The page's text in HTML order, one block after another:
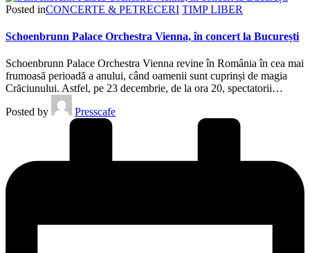
Posted inCONCERTE & PETRECERI TIMP LIBER
Schoenbrunn Palace Orchestra Vienna, în concert la București
Schoenbrunn Palace Orchestra Vienna revine în România în cea mai
frumoasă perioadă a anului, când oamenii sunt cuprinși de magia
Crăciunului. Astfel, pe 23 decembrie, de la ora 20, spectatorii…
Posted by
Presscafe